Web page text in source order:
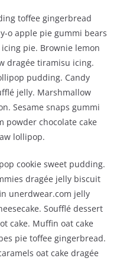
toffee gingerbread
o apple pie gummi bears
pie. Brownie lemon
dragée tiramisu icing.
pudding. Candy
jelly. Marshmallow
Sesame snaps gummi
powder chocolate cake
lollipop.
cookie sweet pudding.
dragée jelly biscuit
unerdwear.com jelly
Soufflé dessert
cake. Muffin oat cake
pie toffee gingerbread.
oat cake dragée